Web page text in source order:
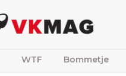
WTF Bommetje